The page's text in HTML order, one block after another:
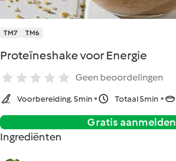
TM7 TM6
Proteïneshake voor Energie
Geen beoordelingen
Voorbereiding. 5min Totaal 5min
Gratis aanmelden
Ingrediënten